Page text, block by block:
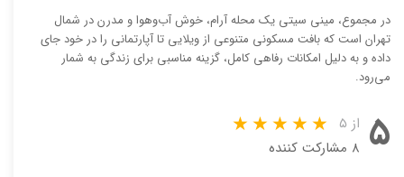
در مجموع، مینی سیتی یک محله آرام، خوش آب‌وهوا و مدرن در شمال
تهران است که بافت مسکونی متنوعی از ویلایی تا آپارتمانی را در خود جای
داده و به دلیل امکانات رفاهی کامل، گزینه مناسبی برای زندگی به شمار
می‌رود.
۵ از ۵
۸ مشارکت کننده